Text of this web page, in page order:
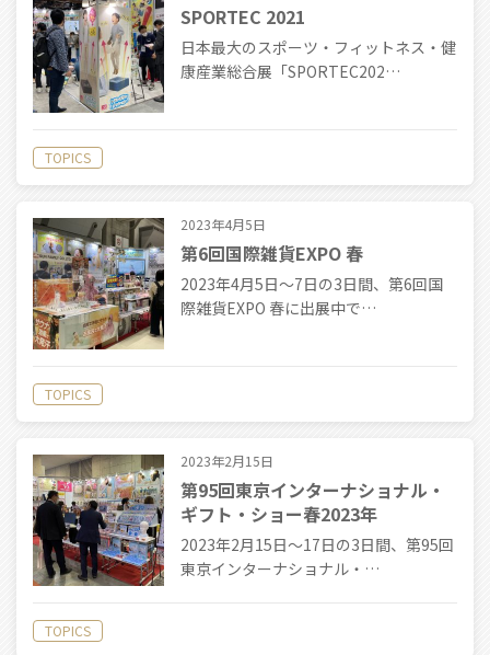
SPORTEC 2021
日本最大のスポーツ・フィットネス・健
康産業総合展「SPORTEC202…
TOPICS
2023年4月5日
第6回国際雑貨EXPO 春
2023年4月5日〜7日の3日間、第6回国
際雑貨EXPO 春に出展中で…
TOPICS
2023年2月15日
第95回東京インターナショナル・
ギフト・ショー春2023年
2023年2月15日〜17日の3日間、第95回
東京インターナショナル・…
TOPICS